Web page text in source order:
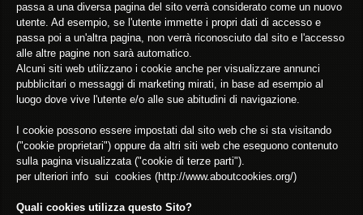
passa a una diversa pagina del sito verrà considerato come un nuovo
utente. Ad esempio, se l'utente immette i propri dati di accesso e
passa poi a un'altra pagina, non verrà riconosciuto dal sito e l'accesso
alle altre pagine non sarà automatico.
Alcuni siti web utilizzano i cookie anche per visualizzare annunci
pubblicitari o messaggi di marketing mirati, in base ad esempio al
luogo dove vive l'utente e/o alle sue abitudini di navigazione.
I cookie possono essere impostati dal sito web che si sta visitando
("cookie proprietari") oppure da altri siti web che eseguono contenuto
sulla pagina visualizzata ("cookie di terze parti").
per ulteriori info sui cookies (http://www.aboutcookies.org/)
Quali cookies utilizza questo Sito?